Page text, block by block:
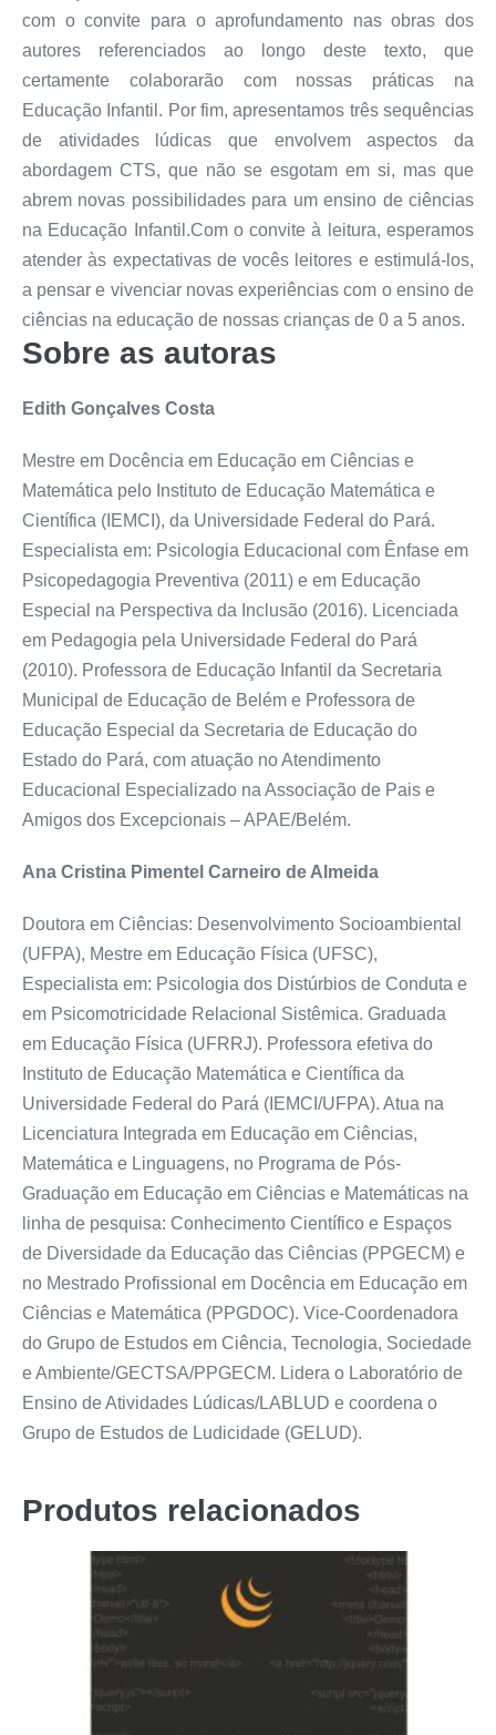
com o convite para o aprofundamento nas obras dos
autores referenciados ao longo deste texto, que
certamente colaborarão com nossas práticas na
Educação Infantil. Por fim, apresentamos três sequências
de atividades lúdicas que envolvem aspectos da
abordagem CTS, que não se esgotam em si, mas que
abrem novas possibilidades para um ensino de ciências
na Educação Infantil.Com o convite à leitura, esperamos
atender às expectativas de vocês leitores e estimulá-los,
a pensar e vivenciar novas experiências com o ensino de
ciências na educação de nossas crianças de 0 a 5 anos.
Sobre as autoras
Edith Gonçalves Costa
Mestre em Docência em Educação em Ciências e
Matemática pelo Instituto de Educação Matemática e
Científica (IEMCI), da Universidade Federal do Pará.
Especialista em: Psicologia Educacional com Ênfase em
Psicopedagogia Preventiva (2011) e em Educação
Especial na Perspectiva da Inclusão (2016). Licenciada
em Pedagogia pela Universidade Federal do Pará
(2010). Professora de Educação Infantil da Secretaria
Municipal de Educação de Belém e Professora de
Educação Especial da Secretaria de Educação do
Estado do Pará, com atuação no Atendimento
Educacional Especializado na Associação de Pais e
Amigos dos Excepcionais – APAE/Belém.
Ana Cristina Pimentel Carneiro de Almeida
Doutora em Ciências: Desenvolvimento Socioambiental
(UFPA), Mestre em Educação Física (UFSC),
Especialista em: Psicologia dos Distúrbios de Conduta e
em Psicomotricidade Relacional Sistêmica. Graduada
em Educação Física (UFRRJ). Professora efetiva do
Instituto de Educação Matemática e Científica da
Universidade Federal do Pará (IEMCI/UFPA). Atua na
Licenciatura Integrada em Educação em Ciências,
Matemática e Linguagens, no Programa de Pós-
Graduação em Educação em Ciências e Matemáticas na
linha de pesquisa: Conhecimento Científico e Espaços
de Diversidade da Educação das Ciências (PPGECM) e
no Mestrado Profissional em Docência em Educação em
Ciências e Matemática (PPGDOC). Vice-Coordenadora
do Grupo de Estudos em Ciência, Tecnologia, Sociedade
e Ambiente/GECTSA/PPGECM. Lidera o Laboratório de
Ensino de Atividades Lúdicas/LABLUD e coordena o
Grupo de Estudos de Ludicidade (GELUD).
Produtos relacionados